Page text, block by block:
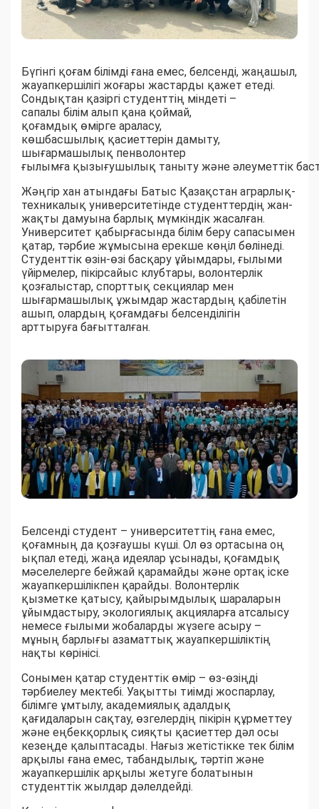
Бүгінгі қоғам білімді ғана емес, белсенді, жаңашыл,
жауапкершілігі жоғары жастарды қажет етеді.
Сондықтан қазіргі студенттің міндеті –
сапалы білім алып қана қоймай,
қоғамдық өмірге араласу,
көшбасшылық қасиеттерін дамыту,
шығармашылық пенволонтер
ғылымға қызығушылық таныту және әлеуметтік
Жәңгір хан атындағы Батыс Қазақстан аграрлық-
техникалық университетінде студенттердің жан-
жақты дамуына барлық мүмкіндік жасалған.
Университет қабырғасында білім беру сапасымен
қатар, тәрбие жұмысына ерекше көңіл бөлінеді.
Студенттік өзін-өзі басқару ұйымдары, ғылыми
үйірмелер, пікірсайыс клубтары, волонтерлік
қозғалыстар, спорттық секциялар мен
шығармашылық ұжымдар жастардың қабілетін
ашып, олардың қоғамдағы белсенділігін
арттыруға бағытталған.
Белсенді студент – университеттің ғана емес,
қоғамның да қозғаушы күші. Ол өз ортасына оң
ықпал етеді, жаңа идеялар ұсынады, қоғамдық
мәселелерге бейжай қарамайды және ортақ іске
жауапкершілікпен қарайды. Волонтерлік
қызметке қатысу, қайырымдылық шараларын
ұйымдастыру, экологиялық акцияларға атсалысу
немесе ғылыми жобаларды жүзеге асыру –
мұның барлығы азаматтық жауапкершіліктің
нақты көрінісі.
Сонымен қатар студенттік өмір – өз-өзіңді
тәрбиелеу мектебі. Уақытты тиімді жоспарлау,
білімге ұмтылу, академиялық адалдық
қағидаларын сақтау, өзгелердің пікірін құрметтеу
және еңбекқорлық сияқты қасиеттер дәл осы
кезеңде қалыптасады. Нағыз жетістікке тек білім
арқылы ғана емес, табандылық, тәртіп және
жауапкершілік арқылы жетуге болатынын
студенттік жылдар дәлелдейді.